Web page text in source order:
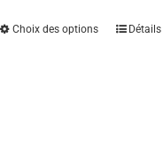
Choix des options Détails